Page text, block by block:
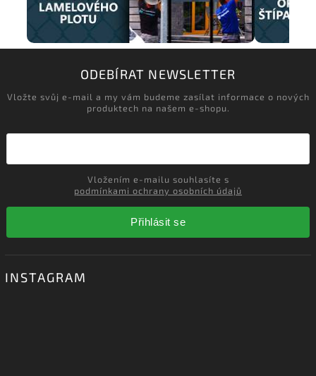
ODEBÍRAT NEWSLETTER
Vložte svůj e-mail a my vám budeme zasílat informace o nových
produktech na našem e-shopu.
podmínkami ochrany osobních údajů
Přihlásit se
INSTAGRAM